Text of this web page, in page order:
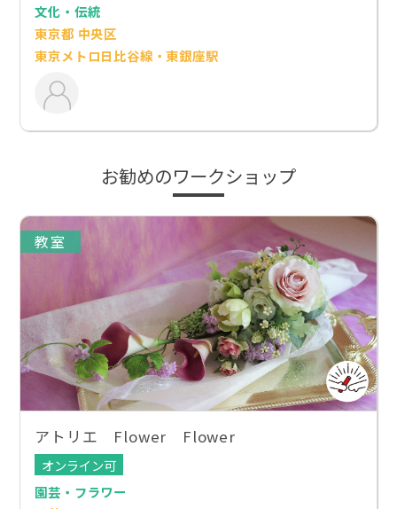
文化・伝統
東京都 中央区
東京メトロ日比谷線・東銀座駅
お勧めのワークショップ
教室
アトリエ Flower Flower
オンライン可
園芸・フラワー